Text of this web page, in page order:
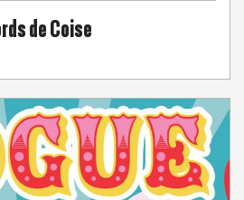
de Coise